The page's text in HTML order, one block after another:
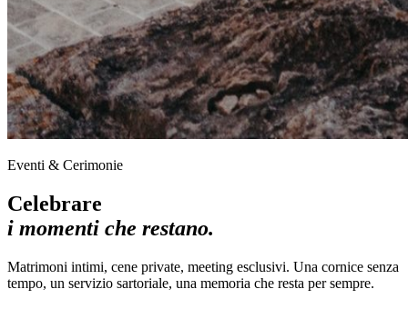
Eventi & Cerimonie
Celebrare
i momenti che restano.
Matrimoni intimi, cene private, meeting esclusivi. Una cornice senza
tempo, un servizio sartoriale, una memoria che resta per sempre.